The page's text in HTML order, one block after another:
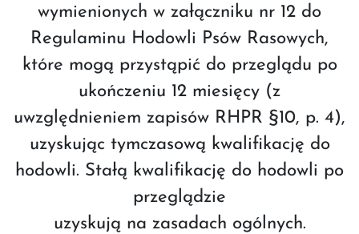
wymienionych w załączniku nr 12 do
Regulaminu Hodowli Psów Rasowych,
które mogą przystąpić do przeglądu po
ukończeniu 12 miesięcy (z
uwzględnieniem zapisów RHPR §10, p. 4),
uzyskując tymczasową kwalifikację do
hodowli. Stałą kwalifikację do hodowli po
przeglądzie
uzyskują na zasadach ogólnych.